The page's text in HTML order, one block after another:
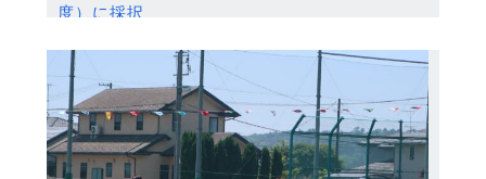
度）に採択